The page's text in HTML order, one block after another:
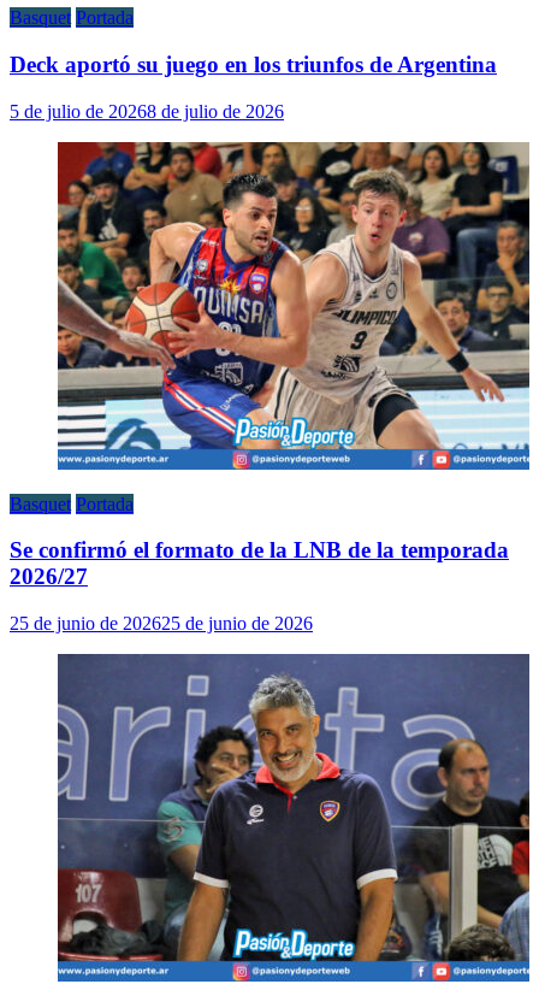
Basquet Portada
Deck aportó su juego en los triunfos de Argentina
5 de julio de 20268 de julio de 2026
Basquet Portada
Se confirmó el formato de la LNB de la temporada
2026/27
25 de junio de 202625 de junio de 2026